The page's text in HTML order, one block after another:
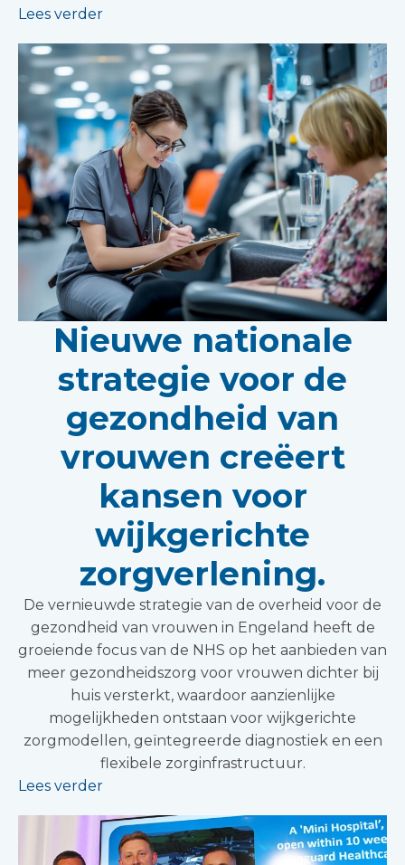
Lees verder
Nieuwe nationale
strategie voor de
gezondheid van
vrouwen creëert
kansen voor
wijkgerichte
zorgverlening.
De vernieuwde strategie van de overheid voor de
gezondheid van vrouwen in Engeland heeft de
groeiende focus van de NHS op het aanbieden van
meer gezondheidszorg voor vrouwen dichter bij
huis versterkt, waardoor aanzienlijke
mogelijkheden ontstaan voor wijkgerichte
zorgmodellen, geïntegreerde diagnostiek en een
flexibele zorginfrastructuur.
Lees verder